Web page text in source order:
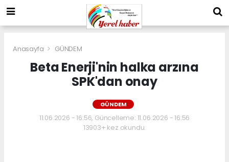
Anasayfa GÜNDEM
Beta Enerji'nin halka arzına
SPK'dan onay
GÜNDEM
11.06.2026 - 16:56, Güncelleme: 11.06.2026 - 16:56
13903+ kez okundu.